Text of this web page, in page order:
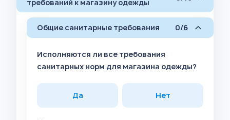
требований к магазину одежды
Общие санитарные требования 0/6
Исполняются ли все требования
санитарных норм для магазина одежды?
Да Нет